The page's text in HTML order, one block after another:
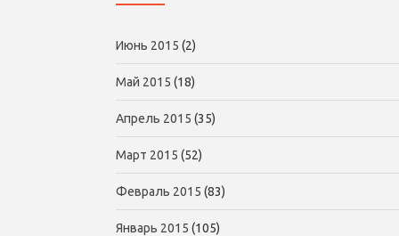
Июнь 2015 (2)
Май 2015 (18)
Апрель 2015 (35)
Март 2015 (52)
Февраль 2015 (83)
Январь 2015 (105)